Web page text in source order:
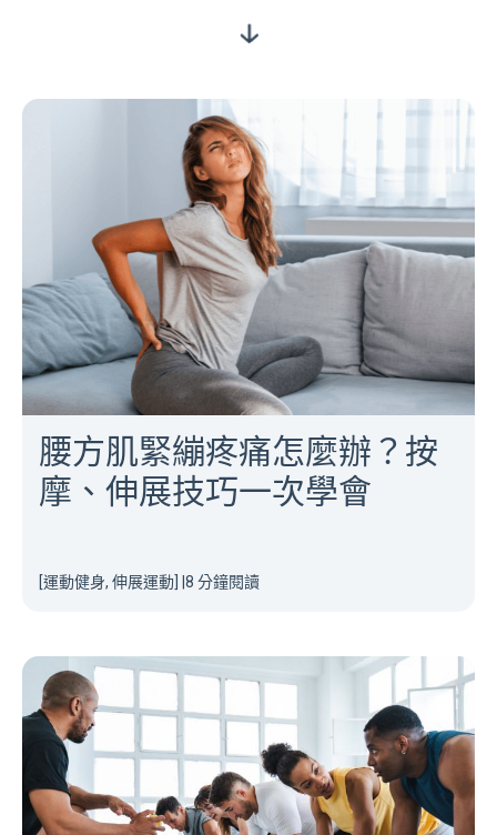
腰方肌緊繃疼痛怎麼辦？按
摩、伸展技巧一次學會
[運動健身, 伸展運動] 8 分鐘閱讀